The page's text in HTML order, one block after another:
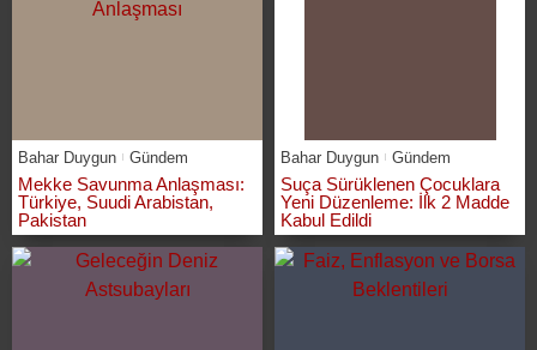
Bahar Duygun Gündem
Mekke Savunma Anlaşması:
Türkiye, Suudi Arabistan,
Pakistan
Bahar Duygun Gündem
Suça Sürüklenen Çocuklara
Yeni Düzenleme: İlk 2 Madde
Kabul Edildi